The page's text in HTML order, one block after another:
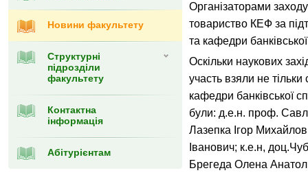
Новини факультету
Структурні
підрозділи
факультету
Контактна
інформація
Абітурієнтам
Організаторами
товариство КЕФ за
та кафедри
Оскільки наукових
участь взяли не
кафедри банківської
були: д.е.н. проф.
Лазепка Ігор
Іванович; к.е.н,
Брегеда Олена